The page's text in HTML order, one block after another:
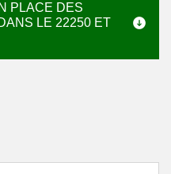
PLACE DES
LE 22250 ET